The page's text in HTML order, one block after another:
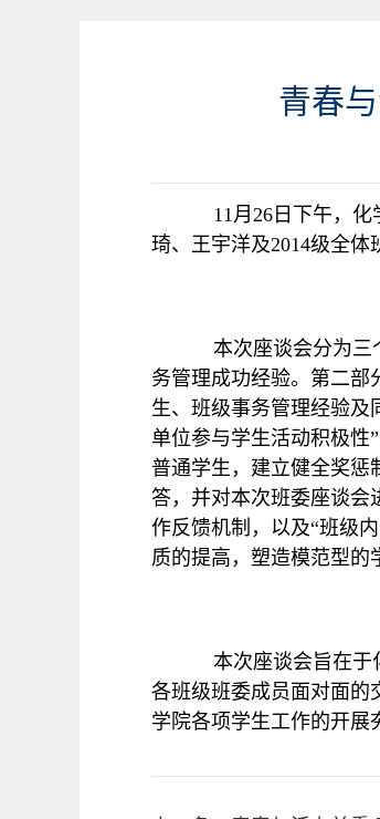
青春
11月 26 日下午，化
琦、王宇洋及2014级全体
本次座谈会分为三
务管理成功经验。第二部
生、班级事务管理经验及
单位参与学生活动积极性
普通学生，建立健全奖惩
答，并对本次班委座谈会
作反馈机制，以及“班级
质的提高，塑造模范型的
本次座谈会旨在于
各班级班委成员面对面的
学院各项学生工作的开展